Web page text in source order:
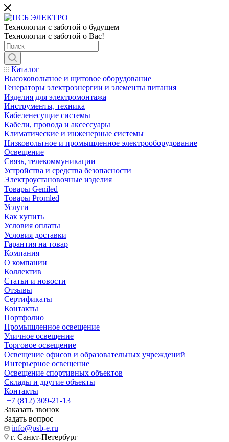
Технологии с заботой о будущем
Технологии с заботой о Вас!
Каталог
Высоковольтное и щитовое оборудование
Генераторы электроэнергии и элементы питания
Изделия для электромонтажа
Инструменты, техника
Кабеленесущие системы
Кабели, провода и аксессуары
Климатические и инженерные системы
Низковольтное и промышленное электрооборудование
Освещение
Связь, телекоммуникации
Устройства и средства безопасности
Электроустановочные изделия
Товары Geniled
Товары Promled
Услуги
Как купить
Условия оплаты
Условия доставки
Гарантия на товар
Компания
О компании
Коллектив
Статьи и новости
Отзывы
Сертификаты
Контакты
Портфолио
Промышленное освещение
Уличное освещение
Торговое освещение
Освещение офисов и образовательных учреждений
Интерьерное освещение
Освещение спортивных объектов
Склады и другие объекты
Контакты
+7 (812) 309-21-13
Заказать звонок
Задать вопрос
info@psb-e.ru
г. Санкт-Петербург